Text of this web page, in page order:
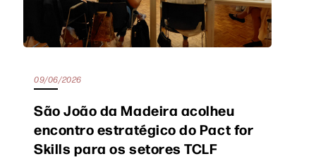
09/06/2026
São João da Madeira acolheu
encontro estratégico do Pact for
Skills para os setores TCLF